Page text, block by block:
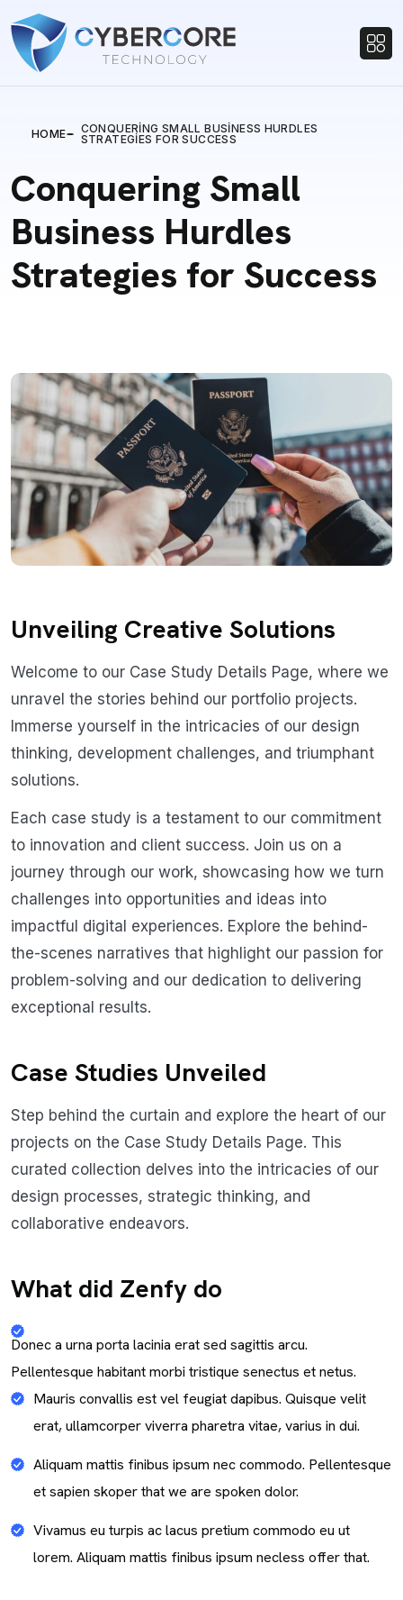
HOME
CONQUERING SMALL BUSINESS HURDLES
STRATEGIES FOR SUCCESS
Conquering Small
Business Hurdles
Strategies for Success
Unveiling Creative Solutions
Welcome to our Case Study Details Page, where we
unravel the stories behind our portfolio projects.
Immerse yourself in the intricacies of our design
thinking, development challenges, and triumphant
solutions.
Each case study is a testament to our commitment
to innovation and client success. Join us on a
journey through our work, showcasing how we turn
challenges into opportunities and ideas into
impactful digital experiences. Explore the behind-
the-scenes narratives that highlight our passion for
problem-solving and our dedication to delivering
exceptional results.
Case Studies Unveiled
Step behind the curtain and explore the heart of our
projects on the Case Study Details Page. This
curated collection delves into the intricacies of our
design processes, strategic thinking, and
collaborative endeavors.
What did Zenfy do
Donec a urna porta lacinia erat sed sagittis arcu.
Pellentesque habitant morbi tristique senectus et netus.
Mauris convallis est vel feugiat dapibus. Quisque velit
erat, ullamcorper viverra pharetra vitae, varius in dui.
Aliquam mattis finibus ipsum nec commodo. Pellentesque
et sapien skoper that we are spoken dolor.
Vivamus eu turpis ac lacus pretium commodo eu ut
lorem. Aliquam mattis finibus ipsum necless offer that.